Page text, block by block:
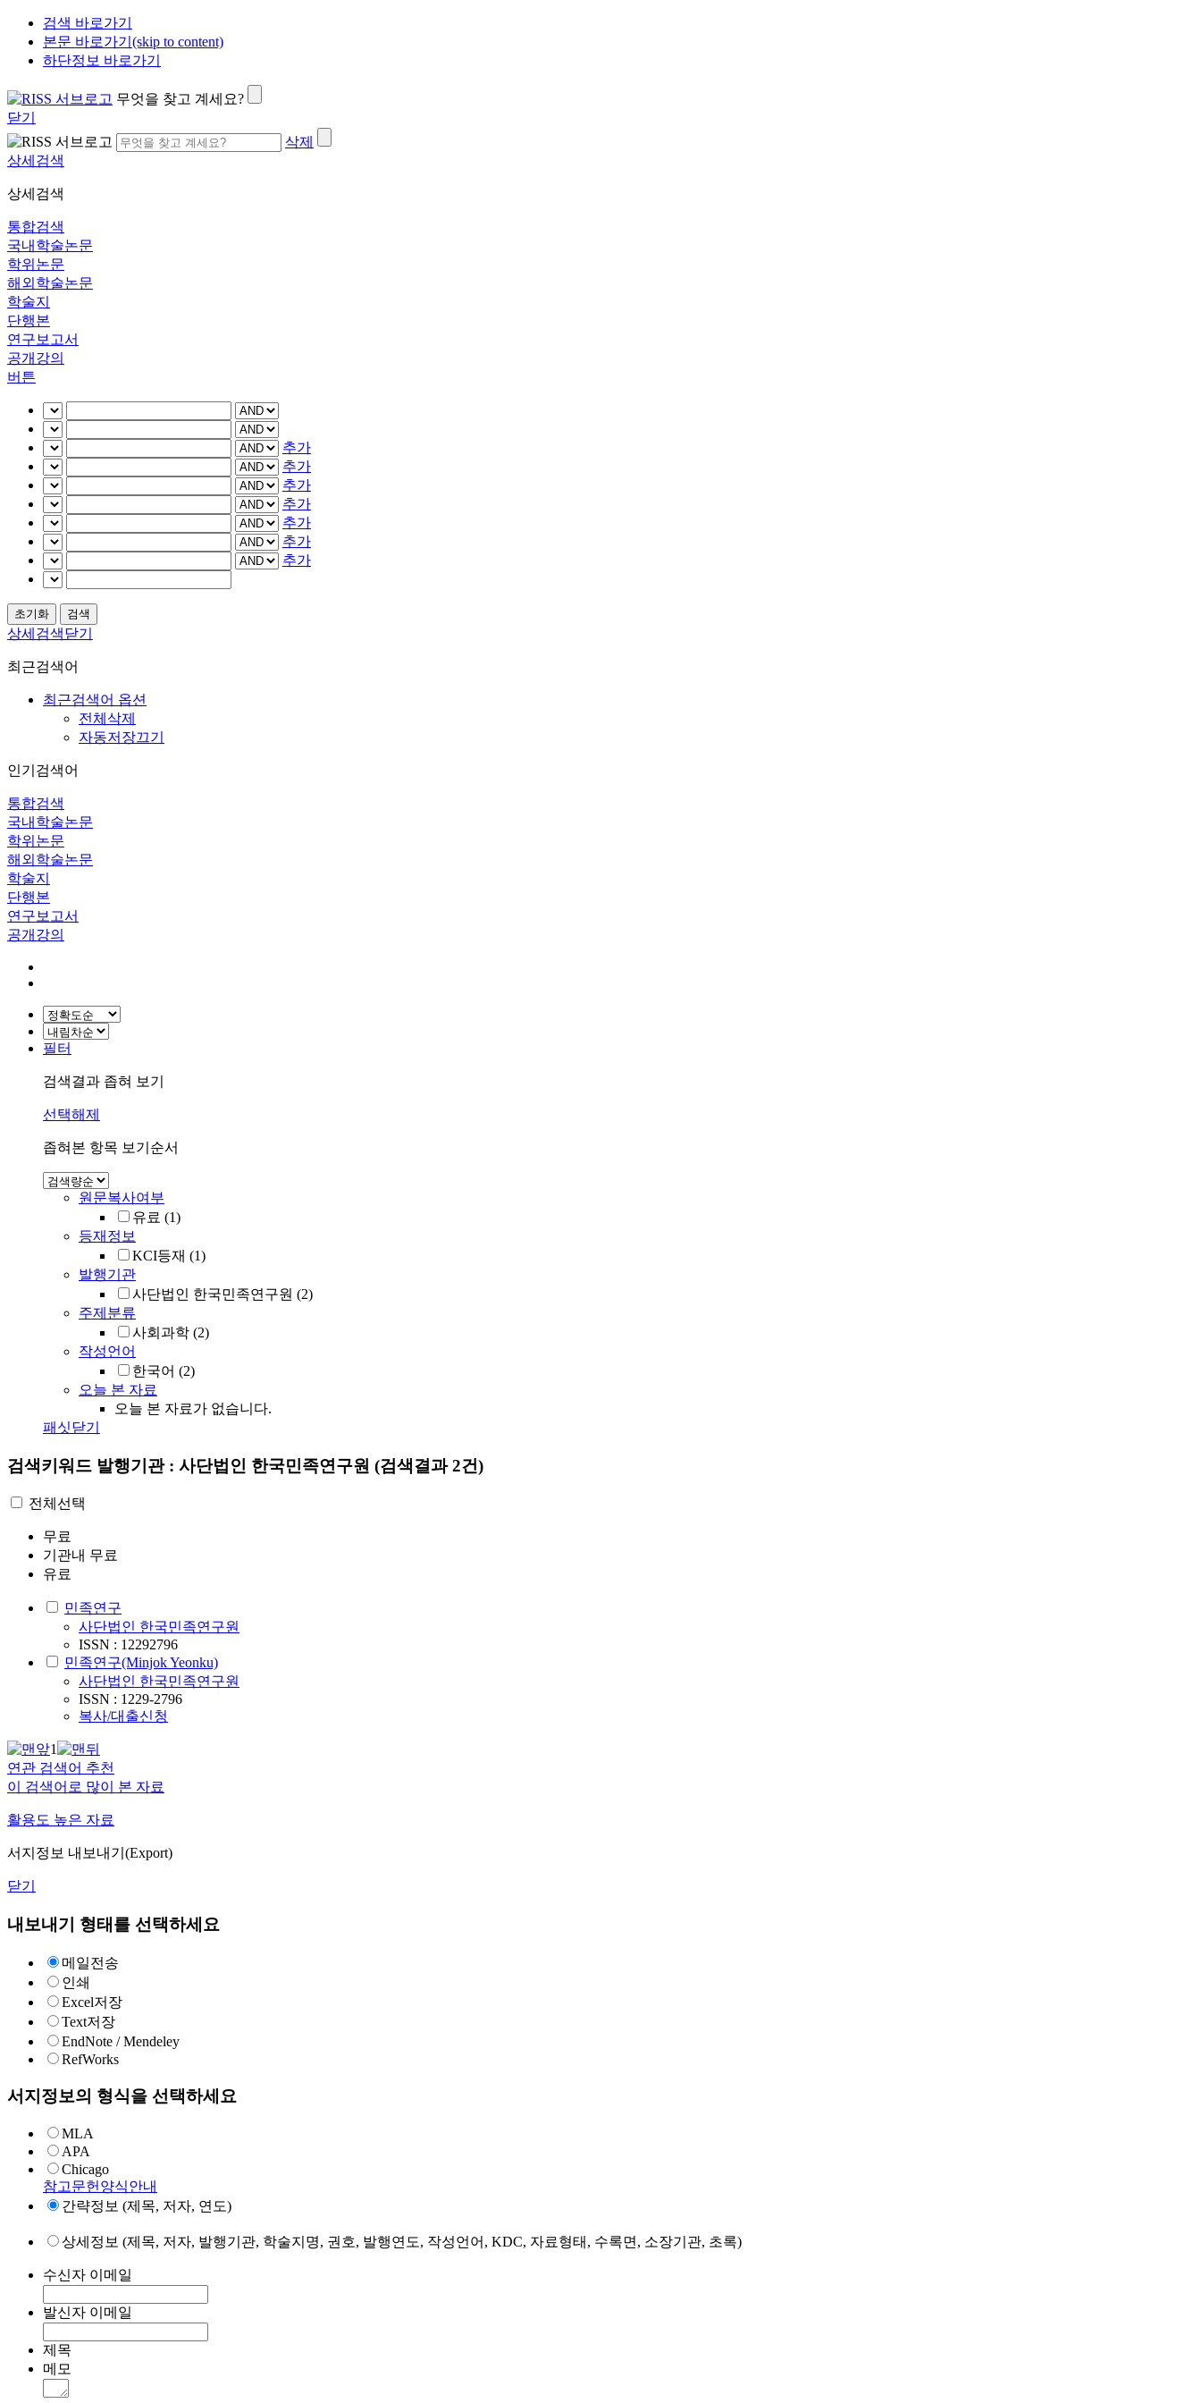
검색 바로가기
본문 바로가기(skip to content)
하단정보 바로가기
무엇을 찾고 계세요?
닫기
삭제
상세검색
상세검색
통합검색
국내학술논문
학위논문
해외학술논문
학술지
단행본
연구보고서
공개강의
버튼
추가
추가
추가
추가
추가
추가
추가
상세검색닫기
최근검색어
최근검색어 옵션
전체삭제
자동저장끄기
인기검색어
통합검색
국내학술논문
학위논문
해외학술논문
학술지
단행본
연구보고서
공개강의
필터
검색결과 좁혀 보기
선택해제
좁혀본 항목 보기순서
원문복사여부
유료 (1)
등재정보
KCI등재 (1)
발행기관
사단법인 한국민족연구원 (2)
주제분류
사회과학 (2)
작성언어
한국어 (2)
오늘 본 자료
오늘 본 자료가 없습니다.
패싯닫기
검색키워드 발행기관 : 사단법인 한국민족연구원 (검색결과 2건)
전체선택
무료
기관내 무료
유료
민족연구
사단법인 한국민족연구원
ISSN : 12292796
민족연구(Minjok Yeonku)
사단법인 한국민족연구원
ISSN : 1229-2796
복사/대출신청
1
연관 검색어 추천
이 검색어로 많이 본 자료
활용도 높은 자료
서지정보 내보내기(Export)
닫기
내보내기 형태를 선택하세요
메일전송
인쇄
Excel저장
Text저장
EndNote / Mendeley
RefWorks
서지정보의 형식을 선택하세요
MLA
APA
Chicago
참고문헌양식안내
간략정보 (제목, 저자, 연도)
상세정보 (제목, 저자, 발행기관, 학술지명, 권호, 발행연도, 작성언어, KDC, 자료형태, 수록면, 소장기관, 초록)
수신자 이메일
발신자 이메일
제목
메모